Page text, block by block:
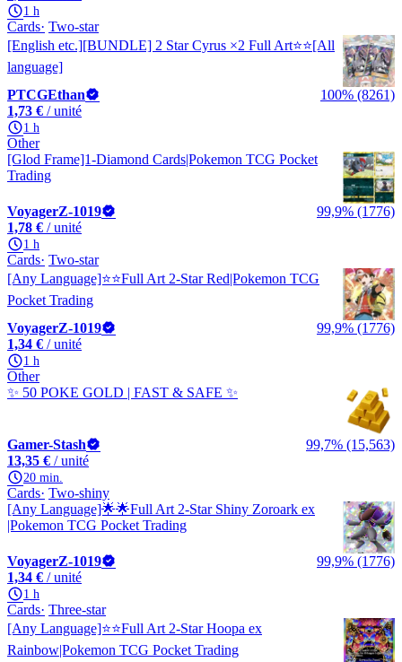
1 h
Cards Two-star
[English etc.][BUNDLE] 2 Star Cyrus ×2 Full Art⭐️⭐️[All
language]
PTCGEthan
100% (8261)
1,73 € / unité
1 h
Other
[Glod Frame]1-Diamond Cards|Pokemon TCG Pocket
Trading
VoyagerZ-1019
99,9% (1776)
1,78 € / unité
1 h
Cards Two-star
[Any Language]⭐️⭐️Full Art 2-Star Red|Pokemon TCG
Pocket Trading
VoyagerZ-1019
99,9% (1776)
1,34 € / unité
1 h
Other
✨ 50 POKE GOLD | FAST & SAFE ✨
Gamer-Stash
99,7% (15,563)
13,35 € / unité
20 min.
Cards Two-shiny
[Any Language]🌟🌟Full Art 2-Star Shiny Zoroark ex
|Pokemon TCG Pocket Trading
VoyagerZ-1019
99,9% (1776)
1,34 € / unité
1 h
Cards Three-star
[Any Language]⭐️⭐️Full Art 2-Star Hoopa ex
Rainbow|Pokemon TCG Pocket Trading